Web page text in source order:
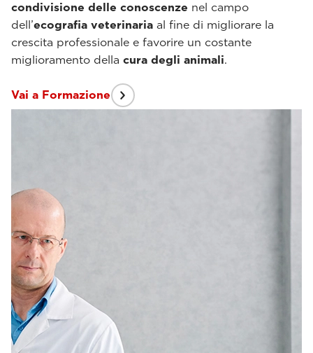
condivisione delle conoscenze nel campo
dell’ecografia veterinaria al fine di migliorare la
crescita professionale e favorire un costante
miglioramento della cura degli animali.
Vai a Formazione